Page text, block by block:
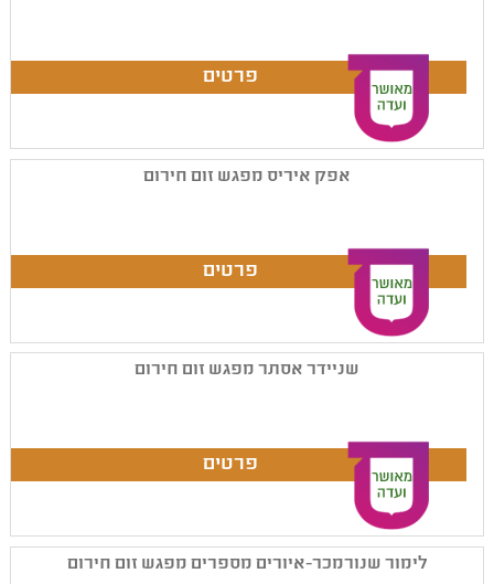
אפק איריס מפגש זום חירום
שניידר אסתר מפגש זום חירום
לימור שנורמכר-איורים מספרים מפגש זום חירום